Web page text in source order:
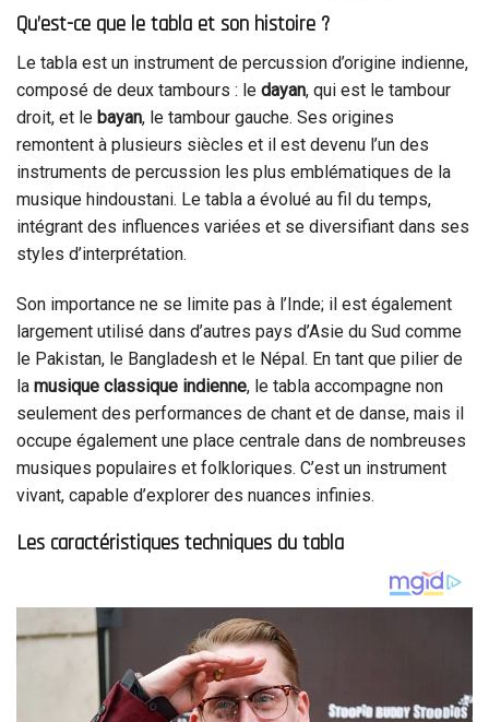
Qu’est-ce que le tabla et son histoire ?
Le tabla est un instrument de percussion d’origine indienne,
composé de deux tambours : le dayan, qui est le tambour
droit, et le bayan, le tambour gauche. Ses origines
remontent à plusieurs siècles et il est devenu l’un des
instruments de percussion les plus emblématiques de la
musique hindoustani. Le tabla a évolué au fil du temps,
intégrant des influences variées et se diversifiant dans ses
styles d’interprétation.
Son importance ne se limite pas à l’Inde; il est également
largement utilisé dans d’autres pays d’Asie du Sud comme
le Pakistan, le Bangladesh et le Népal. En tant que pilier de
la musique classique indienne, le tabla accompagne non
seulement des performances de chant et de danse, mais il
occupe également une place centrale dans de nombreuses
musiques populaires et folkloriques. C’est un instrument
vivant, capable d’explorer des nuances infinies.
Les caractéristiques techniques du tabla